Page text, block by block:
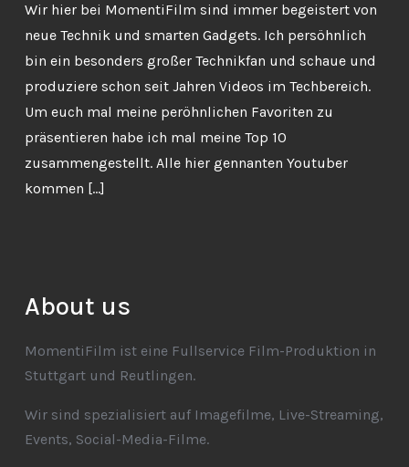
Wir hier bei MomentiFilm sind immer begeistert von
neue Technik und smarten Gadgets. Ich persöhnlich
bin ein besonders großer Technikfan und schaue und
produziere schon seit Jahren Videos im Techbereich.
Um euch mal meine peröhnlichen Favoriten zu
präsentieren habe ich mal meine Top 10
zusammengestellt. Alle hier gennanten Youtuber
kommen […]
About us
MomentiFilm ist eine Fullservice Film-Produktion in
Stuttgart und Reutlingen.
Wir sind spezialisiert auf Imagefilme, Live-Streaming,
Events, Social-Media-Filme.